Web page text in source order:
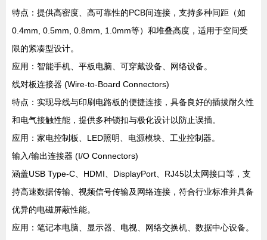
特点：提供高密度、高可靠性的PCB间连接，支持多种间距（如
0.4mm, 0.5mm, 0.8mm, 1.0mm等）和堆叠高度，适用于空间受
限的紧凑型设计。
应用：智能手机、平板电脑、可穿戴设备、网络设备。
线对板连接器 (Wire-to-Board Connectors)
特点：实现导线与印刷电路板的便捷连接，具备良好的插拔耐久性
和电气接触性能，提供多种锁扣与极化设计以防止误插。
应用：家电控制板、LED照明、电源模块、工业控制器。
输入/输出连接器 (I/O Connectors)
涵盖USB Type-C、HDMI、DisplayPort、RJ45以太网接口等，支
持高速数据传输、视频信号传输及网络连接，符合行业标准并具备
优异的电磁屏蔽性能。
应用：笔记本电脑、显示器、电视、网络交换机、数据中心设备。